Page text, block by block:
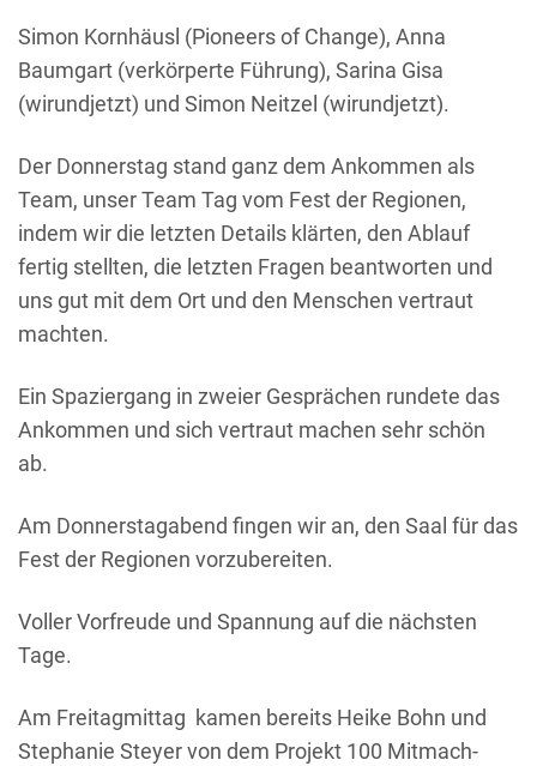
Simon Kornhäusl (Pioneers of Change), Anna
Baumgart (verkörperte Führung), Sarina Gisa
(wirundjetzt) und Simon Neitzel (wirundjetzt).
Der Donnerstag stand ganz dem Ankommen als
Team, unser Team Tag vom Fest der Regionen,
indem wir die letzten Details klärten, den Ablauf
fertig stellten, die letzten Fragen beantworten und
uns gut mit dem Ort und den Menschen vertraut
machten.
Ein Spaziergang in zweier Gesprächen rundete das
Ankommen und sich vertraut machen sehr schön
ab.
Am Donnerstagabend fingen wir an, den Saal für das
Fest der Regionen vorzubereiten.
Voller Vorfreude und Spannung auf die nächsten
Tage.
Am Freitagmittag kamen bereits Heike Bohn und
Stephanie Steyer von dem Projekt 100 Mitmach-